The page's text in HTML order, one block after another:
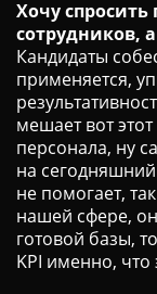
Хочу
сотрудников,
Кандидаты
применяется,
мешает вот
персонала, ну
на
не помогает,
нашей сфере,
готовой базы,
KPI именно, что